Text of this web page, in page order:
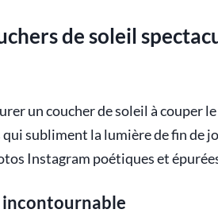
de soleil
un coucher de soleil à couper
subliment la lumière de fin de
Instagram poétiques et
incontournable